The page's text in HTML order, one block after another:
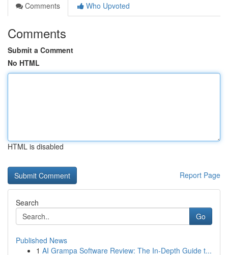
Comments
Who Upvoted
Comments
Submit a Comment
No HTML
HTML is disabled
Report Page
Search
Go
Published News
1 AI Grampa Software Review: The In-Depth Guide t...